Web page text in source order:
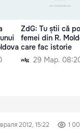
ZdG: Tu știi că
femei din R.
care fac istorie
29 Мар.
2012, 15:22 1